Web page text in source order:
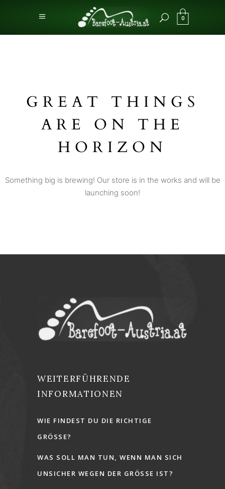
0
GREAT THINGS
ARE ON THE
HORIZON
Something big is brewing! Our store is in the works and will be
launching soon!
WEITERFÜHRENDE
INFORMATIONEN
WIE FINDEST DU DIE RICHTIGE
GRÖSSE?
WAS SOLL MAN TUN, WENN MAN SICH
UNSICHER WEGEN DER GRÖSSE IST?